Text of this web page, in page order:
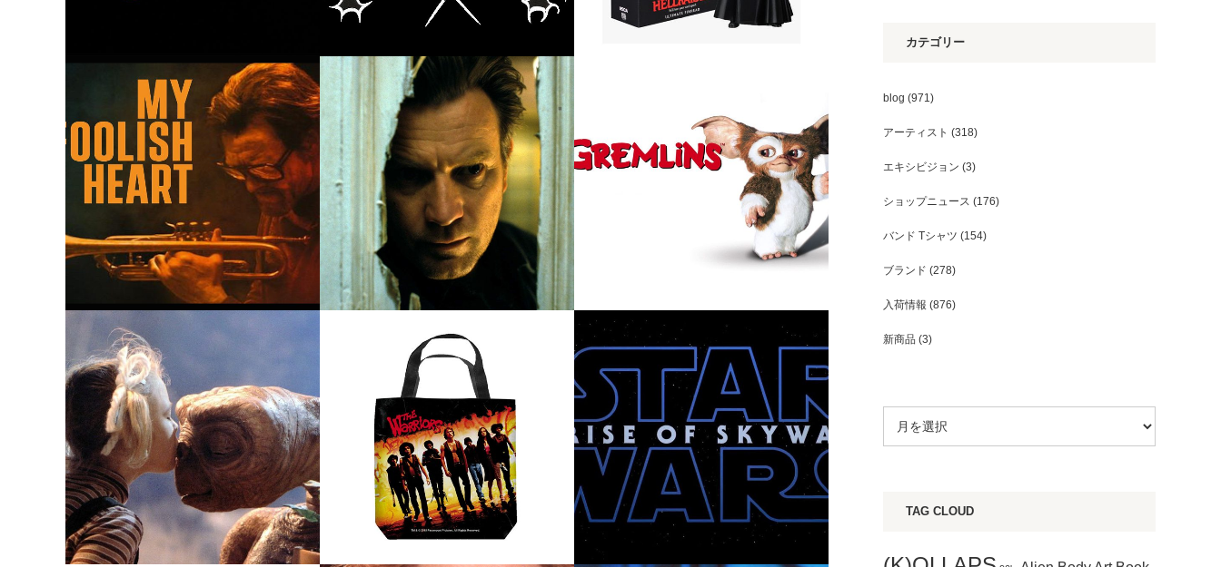
カテゴリー
blog (971)
アーティスト (318)
エキシビジョン (3)
ショップニュース (176)
バンド Tシャツ (154)
ブランド (278)
入荷情報 (876)
新商品 (3)
TAG CLOUD